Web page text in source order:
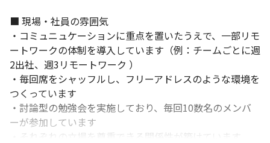
■ 現場・社員の雰囲気
・コミュニュケーションに重点を置いたうえで、一部リモ
ートワークの体制を導入しています（例：チームごとに週
2出社、週3リモートワーク ）
・毎回席をシャッフルし、フリーアドレスのような環境を
つくっています
・討論型の勉強会を実施しており、毎回10数名のメンバ
ーが参加しています
・それぞれの立場を尊重できる関係性が築けています